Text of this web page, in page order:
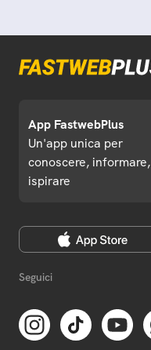
App FastwebPlus
Un'app unica per
conoscere, informare,
ispirare
Seguici